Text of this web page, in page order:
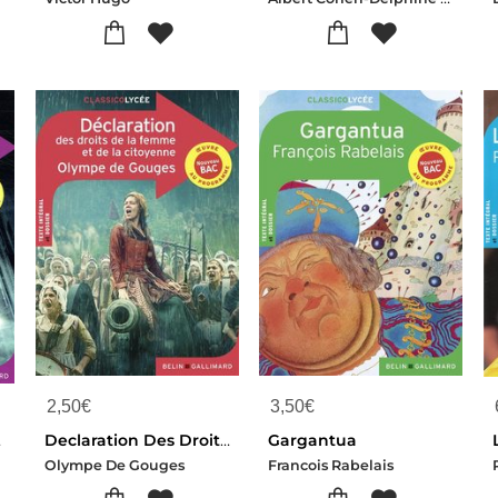
2,50€
Declaration Des Droits De La Femme Et De La Citoyenne
Olympe De Gouges
3,50€
Gargantua
Francois Rabelais